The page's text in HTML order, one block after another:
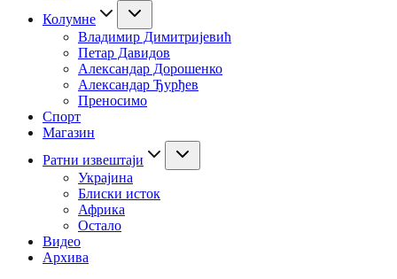
Колумне
Владимир Димитријевић
Петар Давидов
Александар Дорошенко
Александар Ђурђев
Преносимо
Спорт
Магазин
Ратни извештаји
Украјина
Блиски исток
Африка
Остало
Видео
Архива